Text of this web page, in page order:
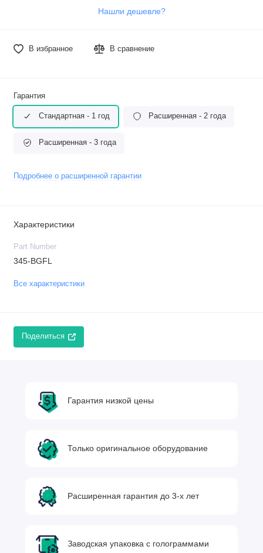
Нашли дешевле?
В избранное В сравнение
Гарантия
Стандартная - 1 год Расширенная - 2 года
Расширенная - 3 года
Подробнее о расширенной гарантии
Характеристики
Part Number
345-BGFL
Все характеристики
Поделиться
Гарантия низкой цены
Только оригинальное оборудование
Расширенная гарантия до 3-х лет
Заводская упаковка с голограммами